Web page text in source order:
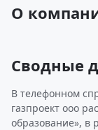
О
Сводные
В телефонном
газпроект ооо
образование», в